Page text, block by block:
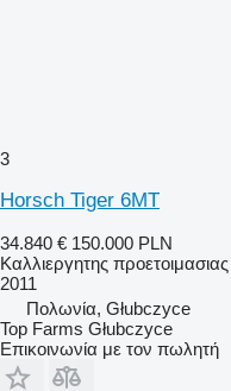
3
Horsch Tiger 6MT
34.840 € 150.000 PLN
Καλλιεργητης προετοιμασιας
2011
Πολωνία, Głubczyce
Top Farms Głubczyce
Επικοινωνία με τον πωλητή